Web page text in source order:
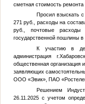
сметная стоимость ремонта
Просил взыскать
271 руб., расходы на
руб., почтовые
государственной пошлины в
К участию в
администрация
общественная организация
заявляющих
ООО «Эвик», ПАО
Решением
26.11.2025 с учетом